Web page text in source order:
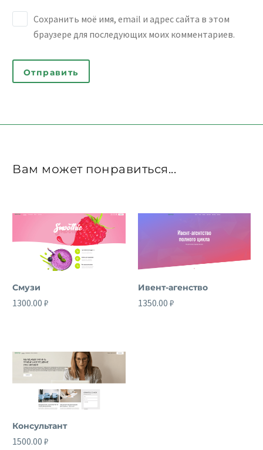
Сохранить моё имя, email и адрес сайта в этом
браузере для последующих моих комментариев.
Отправить
Вам может понравиться...
Смузи
1300.00 ₽
Ивент-агенство
1350.00 ₽
Консультант
1500.00 ₽